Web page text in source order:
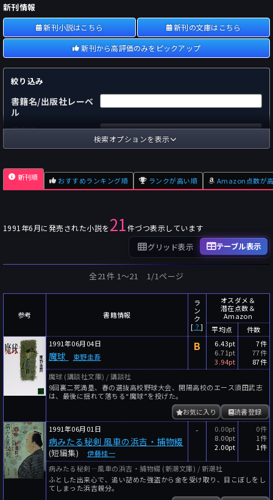
新刊情報
新刊小説はこちら
新刊の文庫はこちら
新刊から高評価のみをピックアップ
絞り込み
書籍名/出版社レーベ
ル
著者名
国内
海外
出版社
フォーマット
単行本
～
Pt
～
Pt
～
件
読者数
人
年代
年代と月の範囲
月
～
年
月
検索オプションを表示
新刊順 おすすめランキング順 ランクが高い順 Amazon点数が
1991年6月に発売された小説を21件づつ表示しています
グリッド表示 テーブル表示
全21件 1〜21 1/1ページ
参考 書籍情報
ラ
ン
ク
[ ？]
オスダメ＆
潜在点数＆
Amazon
平均点
件数
1991年06月04日
魔球 東野圭吾
B
6.43pt
6.71pt
3.94pt
7件
77件
87件
魔球 (講談社文庫) / 講談社
9回裏二死満塁、春の選抜高校野球大会、開陽高校のエース須田武志
は、最後に揺れて落ちる“魔球”を投げた。
読書登録
お気に入り
1991年06月01日
病みたる秘剣 風車の浜吉・捕物綴
(短編集) 伊藤桂一
-
0.00pt
8.00pt
2.00pt
0件
1件
1件
病みたる秘剣―風車の浜吉・捕物綴 (新潮文庫) / 新潮社
ふとした出来心で、追い詰めた強盗から金を受け取り、目こぼしをし
てしまった浜吉親分。